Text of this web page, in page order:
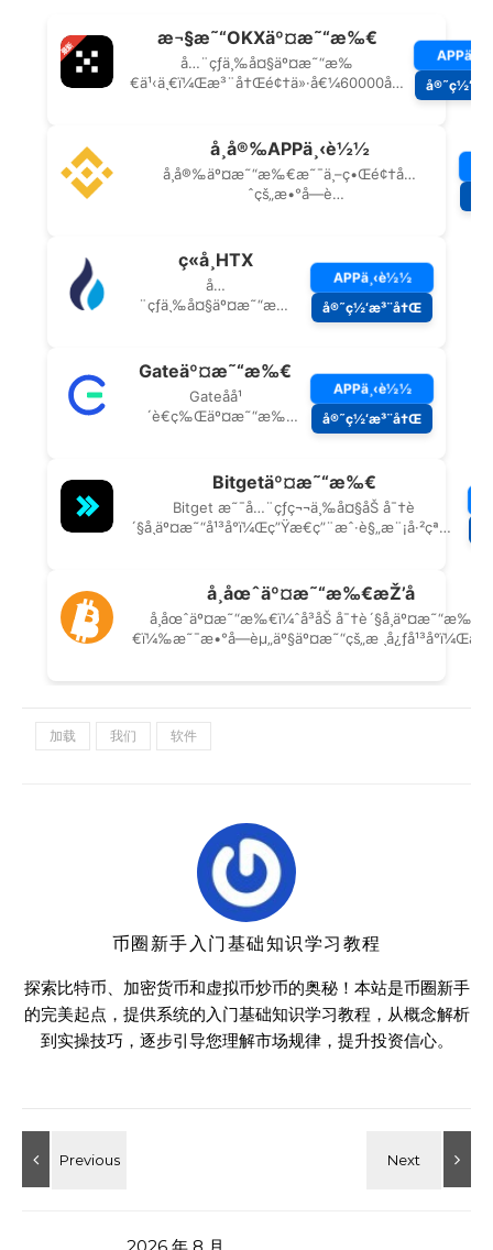
加载 我们 软件
币圈新手入门基础知识学习教程
探索比特币、加密货币和虚拟币炒币的奥秘！本站是币圈新手
的完美起点，提供系统的入门基础知识学习教程，从概念解析
到实操技巧，逐步引导您理解市场规律，提升投资信心。